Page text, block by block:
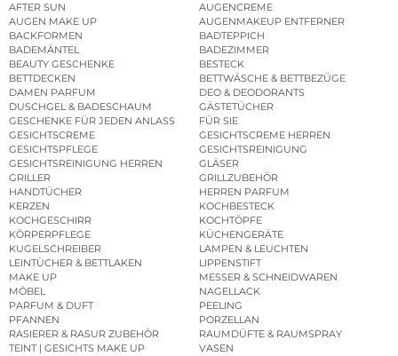
AFTER SUN
AUGENCREME
AUGEN MAKE UP
AUGENMAKEUP ENTFERNER
BACKFORMEN
BADTEPPICH
BADEMÄNTEL
BADEZIMMER
BEAUTY GESCHENKE
BESTECK
BETTDECKEN
BETTWÄSCHE & BETTBEZÜGE
DAMEN PARFUM
DEO & DEODORANTS
DUSCHGEL & BADESCHAUM
GÄSTETÜCHER
GESCHENKE FÜR JEDEN ANLASS
FÜR SIE
GESICHTSCREME
GESICHTSCREME HERREN
GESICHTSPFLEGE
GESICHTSREINIGUNG
GESICHTSREINIGUNG HERREN
GLÄSER
GRILLER
GRILLZUBEHÖR
HANDTÜCHER
HERREN PARFUM
KERZEN
KOCHBESTECK
KOCHGESCHIRR
KOCHTÖPFE
KÖRPERPFLEGE
KÜCHENGERÄTE
KUGELSCHREIBER
LAMPEN & LEUCHTEN
LEINTÜCHER & BETTLAKEN
LIPPENSTIFT
MAKE UP
MESSER & SCHNEIDWAREN
MÖBEL
NAGELLACK
PARFUM & DUFT
PEELING
PFANNEN
PORZELLAN
RASIERER & RASUR ZUBEHÖR
RAUMDÜFTE & RAUMSPRAY
TEINT | GESICHTS MAKE UP
VASEN